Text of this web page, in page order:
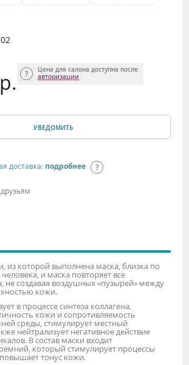
Цена для салона доступна после
авторизации
УВЕДОМИТЬ
доставка: подробнее
из которой выполнена маска, близка по
и маска повторяет все
не создавая воздушных «пузырей» между
кожи.
в процессе синтеза коллагена,
кожи и сопротивляемость
среды, стимулирует местный
нейтрализует негативное действие
В состав маски входит
который стимулирует процессы
тонус кожи.